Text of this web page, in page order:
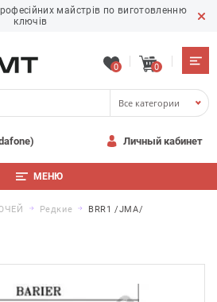
майстрів по виготовленню
ключів
0 0
Все категории
Личный кабинет
МЕНЮ
Редкие BRR1 /JMA/